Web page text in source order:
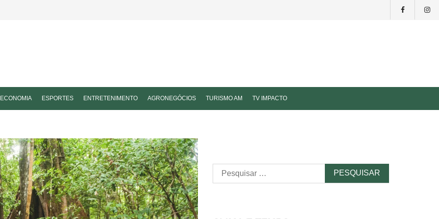
ECONOMIA ESPORTES ENTRETENIMENTO AGRONEGÓCIOS TURISMO AM TV IMPACTO
Pesquisar
por: